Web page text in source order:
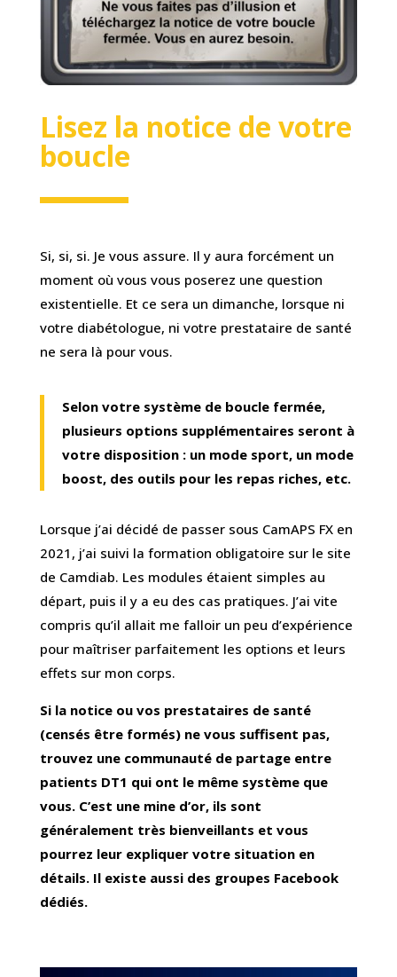
Lisez la notice de votre
boucle
Si, si, si. Je vous assure. Il y aura forcément un
moment où vous vous poserez une question
existentielle. Et ce sera un dimanche, lorsque ni
votre diabétologue, ni votre prestataire de santé
ne sera là pour vous.
Selon votre système de boucle fermée,
plusieurs options supplémentaires seront à
votre disposition : un mode sport, un mode
boost, des outils pour les repas riches, etc.
Lorsque j’ai décidé de passer sous CamAPS FX en
2021, j’ai suivi la formation obligatoire sur le site
de Camdiab. Les modules étaient simples au
départ, puis il y a eu des cas pratiques. J’ai vite
compris qu’il allait me falloir un peu d’expérience
pour maîtriser parfaitement les options et leurs
effets sur mon corps.
Si la notice ou vos prestataires de santé
(censés être formés) ne vous suffisent pas,
trouvez une communauté de partage entre
patients DT1 qui ont le même système que
vous. C’est une mine d’or, ils sont
généralement très bienveillants et vous
pourrez leur expliquer votre situation en
détails. Il existe aussi des groupes Facebook
dédiés.